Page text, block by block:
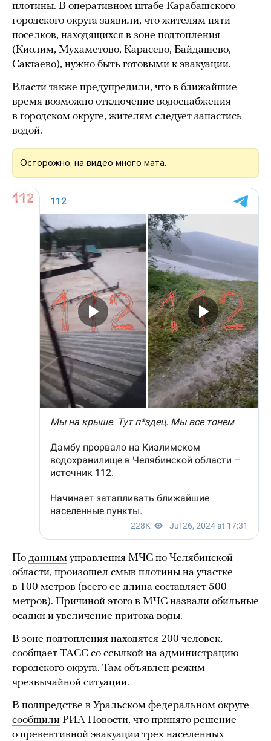
плотины. В оперативном штабе Карабашского
городского округа заявили, что жителям пяти
поселков, находящихся в зоне подтопления
(Киолим, Мухаметово, Карасево, Байдашево,
Сактаево), нужно быть готовыми к эвакуации.
Власти также предупредили, что в ближайшие
время возможно отключение водоснабжения
в городском округе, жителям следует запастись
водой.
Осторожно, на видео много мата.
По данным управления МЧС по Челябинской
области, произошел смыв плотины на участке
в 100 метров (всего ее длина составляет 500
метров). Причиной этого в МЧС назвали обильные
осадки и увеличение притока воды.
В зоне подтопления находятся 200 человек,
сообщает ТАСС со ссылкой на администрацию
городского округа. Там объявлен режим
чрезвычайной ситуации.
В полпредстве в Уральском федеральном округе
сообщили РИА Новости, что принято решение
о превентивной эвакуации трех населенных